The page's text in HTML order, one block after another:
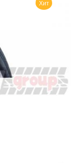
Хит